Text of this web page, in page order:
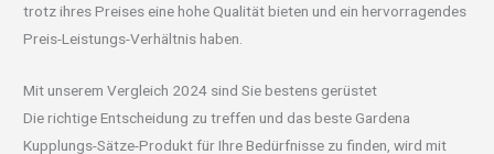
trotz ihres Preises eine hohe Qualität bieten und ein hervorragendes
Preis-Leistungs-Verhältnis haben.
Mit unserem Vergleich 2024 sind Sie bestens gerüstet
Die richtige Entscheidung zu treffen und das beste Gardena
Kupplungs-Sätze-Produkt für Ihre Bedürfnisse zu finden, wird mit